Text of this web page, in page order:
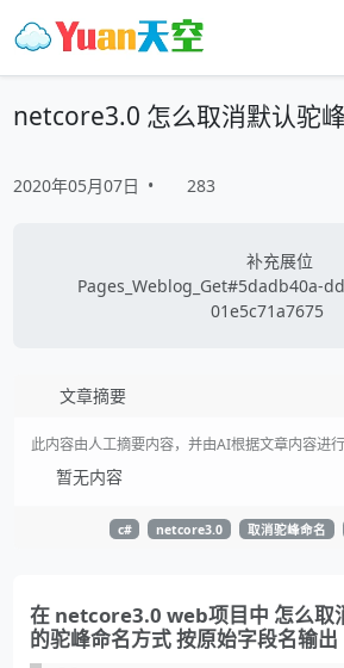
netcore3.0 怎么取消默认驼
2020年05月07日 • 283
补充展位
Pages_Weblog_Get#5dadb40a-
01e5c71a7675
文章摘要
此内容由人工摘要内容，并由AI根据文章内容进
暂无内容
c# netcore3.0 取消驼峰命名
在 netcore3.0 web项目中 怎么取
的驼峰命名方式 按原始字段名输出